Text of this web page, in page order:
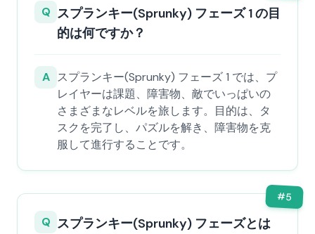
Q スプランキー(Sprunky) フェーズ 1 の目
的は何ですか？
A スプランキー(Sprunky) フェーズ 1 では、プ
レイヤーは課題、障害物、敵でいっぱいの
さまざまなレベルを旅します。目的は、タ
スクを完了し、パズルを解き、障害物を克
服して進行することです。
#5
Q スプランキー(Sprunky) フェーズとは